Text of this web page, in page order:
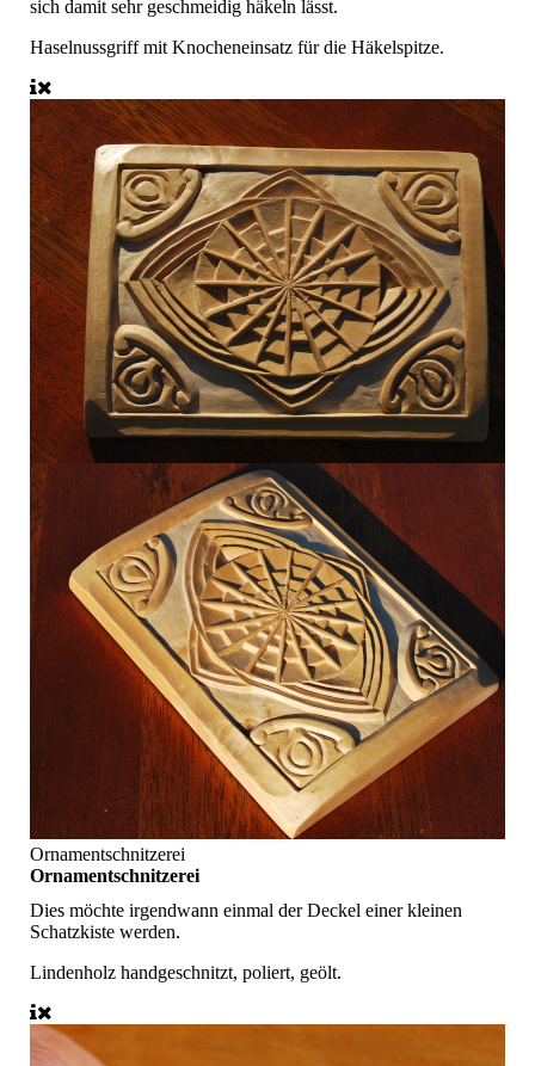
sich damit sehr geschmeidig häkeln lässt.
Haselnussgriff mit Knocheneinsatz für die Häkelspitze.
Ornamentschnitzerei
Ornamentschnitzerei
Dies möchte irgendwann einmal der Deckel einer kleinen
Schatzkiste werden.
Lindenholz handgeschnitzt, poliert, geölt.